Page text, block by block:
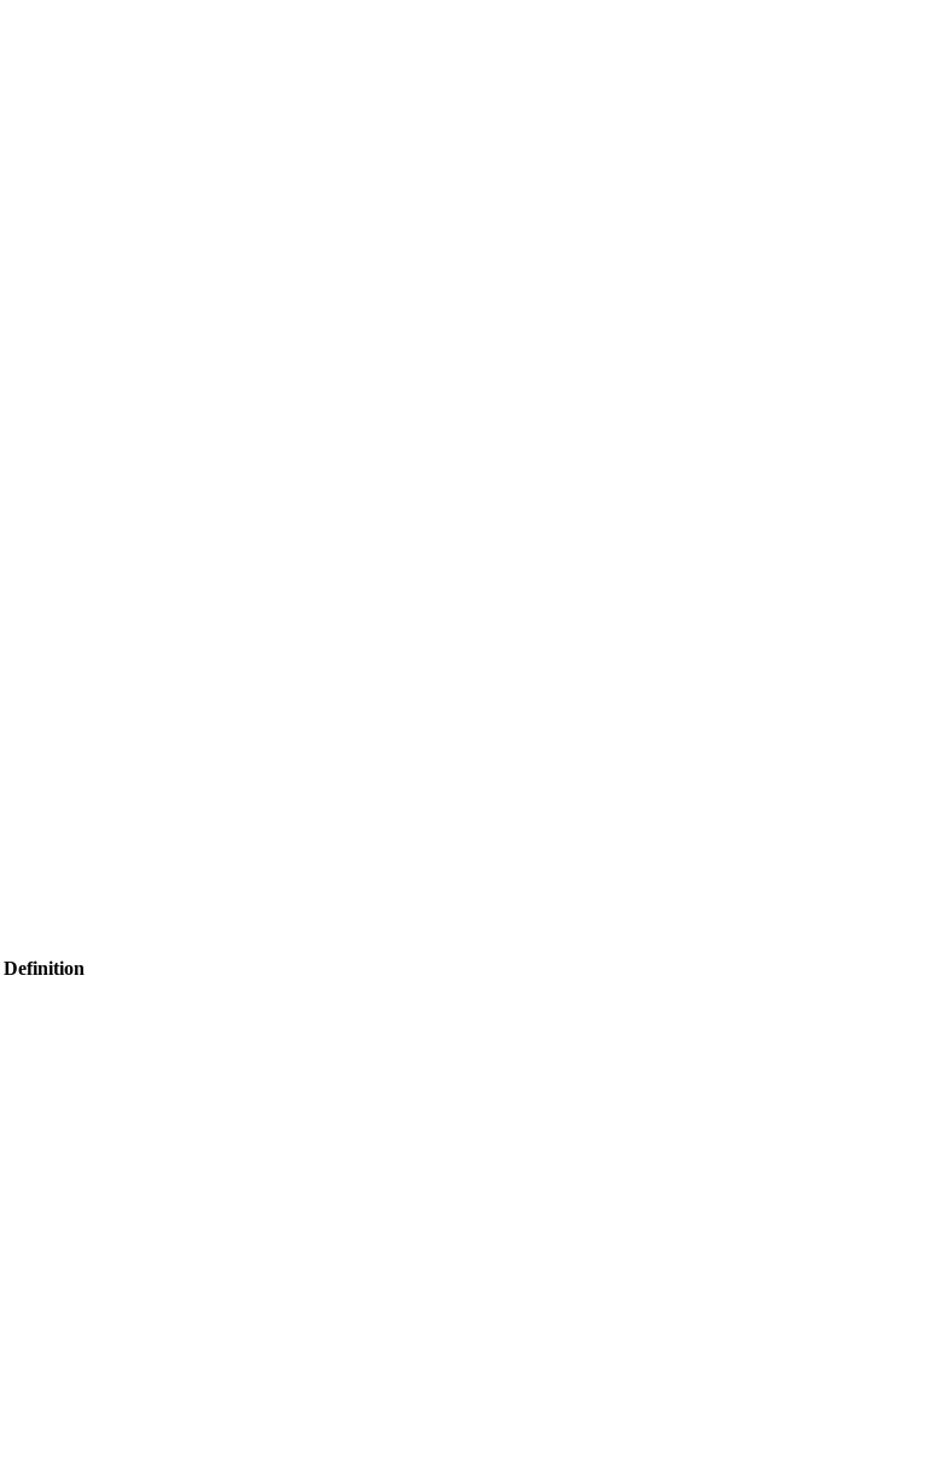
Definition